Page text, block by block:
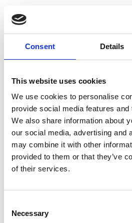
Consent Details
This website uses cookies
We use cookies to personalise
provide social media features
We also share information about
our social media, advertising and
may combine it with other
provided to them or that they’ve
of their services.
Selection
Necessary